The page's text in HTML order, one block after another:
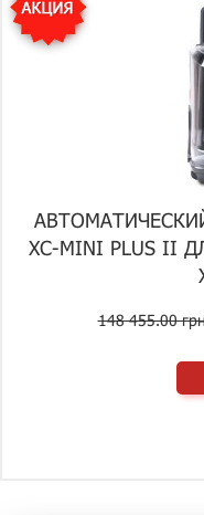
АВТОМАТИЧЕСКИЙ
XC-MINI PLUS II
148 455.00